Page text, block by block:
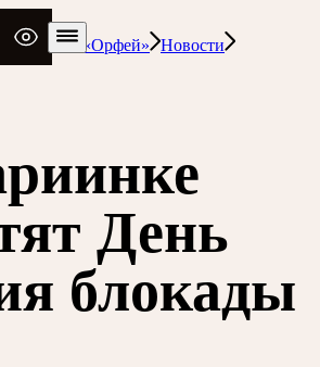
музыки «Орфей»
Новости
День
блокады